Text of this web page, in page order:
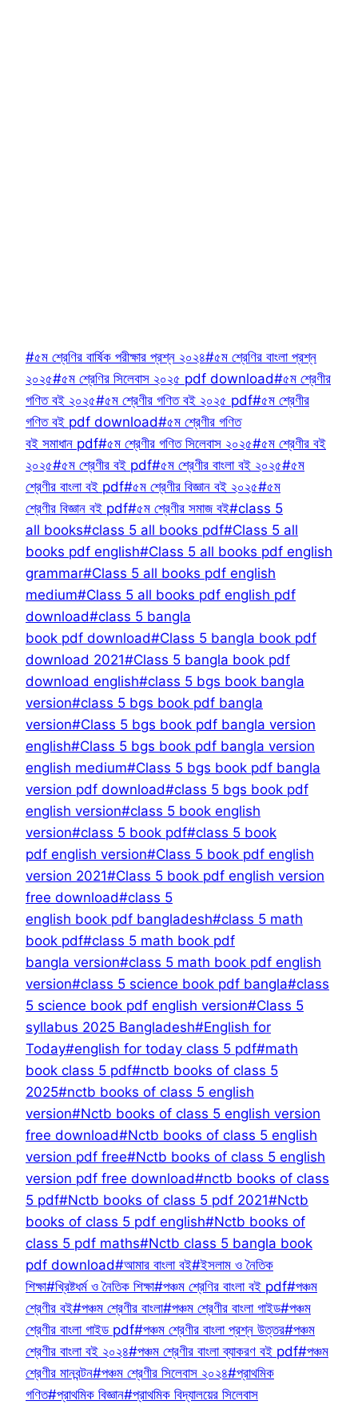
Post
Tags:
#৫ম শ্রেণির বার্ষিক পরীক্ষার প্রশ্ন ২০২৪#৫ম শ্রেণির বাংলা প্রশ্ন
২০২৫#৫ম শ্রেণির সিলেবাস ২০২৫ pdf download#৫ম শ্রেণীর
গণিত বই ২০২৫#৫ম শ্রেণীর গণিত বই ২০২৫ pdf#৫ম শ্রেণীর
গণিত বই pdf download#৫ম শ্রেণীর গণিত
বই সমাধান pdf#৫ম শ্রেণীর গণিত সিলেবাস ২০২৫#৫ম শ্রেণীর বই
২০২৫#৫ম শ্রেণীর বই pdf#৫ম শ্রেণীর বাংলা বই ২০২৫#৫ম
শ্রেণীর বাংলা বই pdf#৫ম শ্রেণীর বিজ্ঞান বই ২০২৫#৫ম
শ্রেণীর বিজ্ঞান বই pdf#৫ম শ্রেণীর সমাজ বই#class 5
all books#class 5 all books pdf#Class 5 all
books pdf english#Class 5 all books pdf english
grammar#Class 5 all books pdf english
medium#Class 5 all books pdf english pdf
download#class 5 bangla
book pdf download#Class 5 bangla book pdf
download 2021#Class 5 bangla book pdf
download english#class 5 bgs book bangla
version#class 5 bgs book pdf bangla
version#Class 5 bgs book pdf bangla version
english#Class 5 bgs book pdf bangla version
english medium#Class 5 bgs book pdf bangla
version pdf download#class 5 bgs book pdf
english version#class 5 book english
version#class 5 book pdf#class 5 book
pdf english version#Class 5 book pdf english
version 2021#Class 5 book pdf english version
free download#class 5
english book pdf bangladesh#class 5 math
book pdf#class 5 math book pdf
bangla version#class 5 math book pdf english
version#class 5 science book pdf bangla#class
5 science book pdf english version#Class 5
syllabus 2025 Bangladesh#English for
Today#english for today class 5 pdf#math
book class 5 pdf#nctb books of class 5
2025#nctb books of class 5 english
version#Nctb books of class 5 english version
free download#Nctb books of class 5 english
version pdf free#Nctb books of class 5 english
version pdf free download#nctb books of class
5 pdf#Nctb books of class 5 pdf 2021#Nctb
books of class 5 pdf english#Nctb books of
class 5 pdf maths#Nctb class 5 bangla book
pdf download#আমার বাংলা বই#ইসলাম ও নৈতিক
শিক্ষা#খ্রিষ্টধর্ম ও নৈতিক শিক্ষা#পঞ্চম শ্রেণির বাংলা বই pdf#পঞ্চম
শ্রেণীর বই#পঞ্চম শ্রেণীর বাংলা#পঞ্চম শ্রেণীর বাংলা গাইড#পঞ্চম
শ্রেণীর বাংলা গাইড pdf#পঞ্চম শ্রেণীর বাংলা প্রশ্ন উত্তর#পঞ্চম
শ্রেণীর বাংলা বই ২০২৪#পঞ্চম শ্রেণীর বাংলা ব্যাকরণ বই pdf#পঞ্চম
শ্রেণীর মানবন্টন#পঞ্চম শ্রেণীর সিলেবাস ২০২৪#প্রাথমিক
গণিত#প্রাথমিক বিজ্ঞান#প্রাথমিক বিদ্যালয়ের সিলেবাস